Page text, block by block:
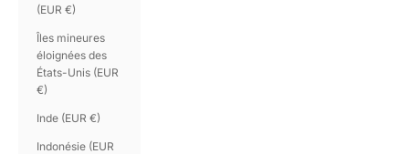
(EUR €)
Îles mineures
éloignées des
États-Unis (EUR
€)
Inde (EUR €)
Indonésie (EUR